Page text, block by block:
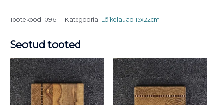
Tootekood: 096 Kategooria: Lõikelauad 15x22cm
Seotud tooted